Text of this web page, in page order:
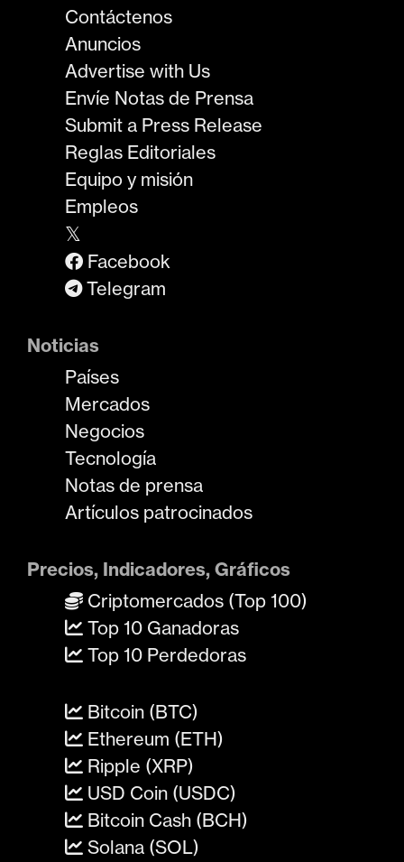
Contáctenos
Anuncios
Advertise with Us
Envíe Notas de Prensa
Submit a Press Release
Reglas Editoriales
Equipo y misión
Empleos
𝕏
Facebook
Telegram
Noticias
Países
Mercados
Negocios
Tecnología
Notas de prensa
Artículos patrocinados
Precios, Indicadores, Gráficos
Criptomercados (Top 100)
Top 10 Ganadoras
Top 10 Perdedoras
Bitcoin (BTC)
Ethereum (ETH)
Ripple (XRP)
USD Coin (USDC)
Bitcoin Cash (BCH)
Solana (SOL)